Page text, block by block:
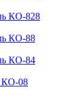
КО-828
КО-88
КО-84
КО-08